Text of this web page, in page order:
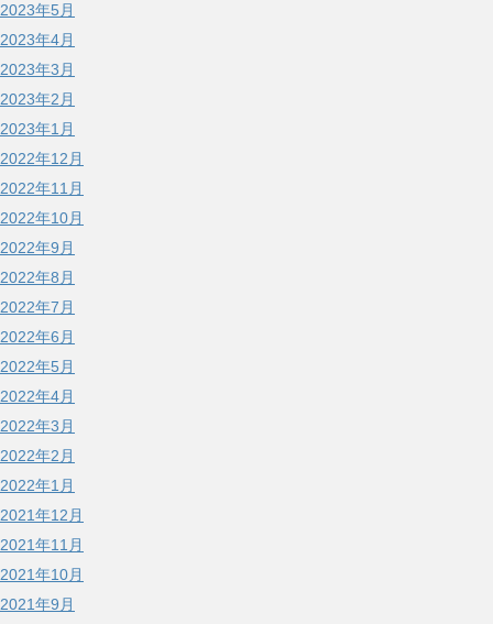
2023年5月
2023年4月
2023年3月
2023年2月
2023年1月
2022年12月
2022年11月
2022年10月
2022年9月
2022年8月
2022年7月
2022年6月
2022年5月
2022年4月
2022年3月
2022年2月
2022年1月
2021年12月
2021年11月
2021年10月
2021年9月